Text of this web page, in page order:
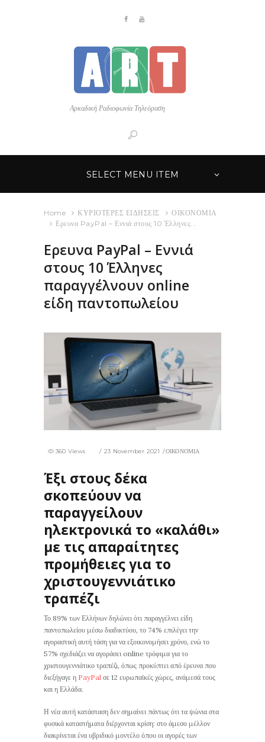
Αρκαδική Ραδιοφωνία Τηλεόραση
SELECT MENU ITEM
Home ΚΥΡΙΟΤΕΡΕΣ ΕΙΔΗΣΕΙΣ
ΟΙΚΟΝΟΜΙΑ
Ερευνα PayPal – Εννιά στους 10 Έλληνες...
Ερευνα PayPal – Εννιά
στους 10 Έλληνες
παραγγέλνουν online
είδη παντοπωλείου
23 November 2021 ΟΙΚΟΝΟΜΙΑ
360 Views
Έξι στους δέκα
σκοπεύουν να
παραγγείλουν
ηλεκτρονικά το «καλάθι»
με τις απαραίτητες
προμήθειες για το
χριστουγεννιάτικο
τραπέζι
Το 89% των Ελλήνων δηλώνει ότι παραγγέλνει είδη
παντοπωλείου μέσω διαδικτύου, το 74% επιλέγει την
αγοραστική αυτή τάση για να εξοικονομήσει χρόνο, ενώ το
57% σχεδιάζει να αγοράσει online τρόφιμα για το
χριστουγεννιάτικο τραπέζι, όπως προκύπτει από έρευνα που
διεξήγαγε η PayPal σε 12 ευρωπαϊκές χώρες, ανάμεσά τους
και η Ελλάδα.
Η νέα αυτή κατάσταση δεν σημαίνει πάντως ότι τα ψώνια στα
φυσικά καταστήματα διέρχονται κρίση: στο άμεσο μέλλον
διακρίνεται ένα υβριδικό μοντέλο όπου οι αγορές των